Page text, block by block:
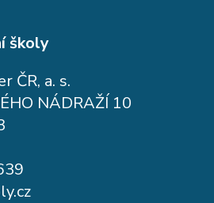
školy
ČR, a. s.
NÁDRAŽÍ 10